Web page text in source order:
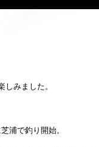
みました。
浦で釣り開始。